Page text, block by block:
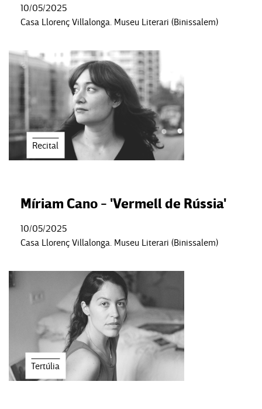
10/05/2025
Casa Llorenç Villalonga. Museu Literari (Binissalem)
Recital
Míriam Cano - 'Vermell de Rússia'
10/05/2025
Casa Llorenç Villalonga. Museu Literari (Binissalem)
Tertúlia